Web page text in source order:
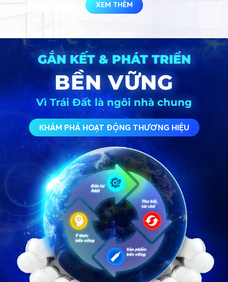
Apollo Silicone chính thức ra mắt Apollo Green Silicone
Sealant A300, sản phẩm keo silicone đầu tiên tại châu
Á đạt nguyên liệu đạt tiêu chuẩn trung hòa Carbon (ISO
14067 - Carbon Footprint).
XEM THÊM
GẮN KẾT & PHÁT TRIỂN
BỀN VỮNG
Vì Trái Đất là ngôi nhà chung
KHÁM PHÁ HOẠT ĐỘNG THƯƠNG HIỆU